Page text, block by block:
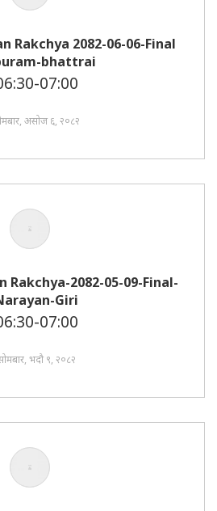
Rakchya 2082-06-06-Final
bhattrai
07:00
असोज ६, २०८२
Rakchya-2082-05-09-Final-
Giri
07:00
भदौ ९, २०८२